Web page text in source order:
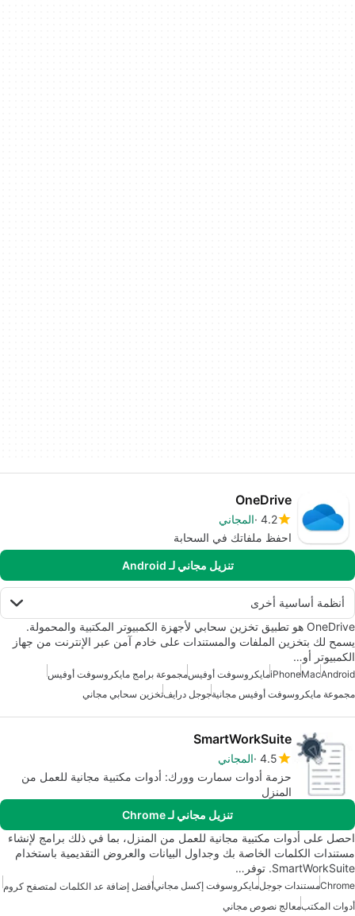
OneDrive
4.2 المجاني
احفظ ملفاتك في السحابة
تنزيل مجاني لـ Android
أنظمة أساسية أخرى
OneDrive هو تطبيق تخزين سحابي لأجهزة الكمبيوتر المكتبية والمحمولة.
يسمح لك بتخزين الملفات والمستندات على خادم آمن عبر الإنترنت من جهاز
الكمبيوتر أو…
Android
Mac
iPhoneمايكروسوفت أوفيسمجموعة برامج مايكروسوفت أوفيس
مجموعة مايكروسوفت أوفيس مجانيةجوجل درايفتخزين سحابي مجاني
SmartWorkSuite
4.5 المجاني
حزمة أدوات سمارت وورك: أدوات مكتبية مجانية للعمل من
المنزل
تنزيل مجاني لـ Chrome
احصل على أدوات مكتبية مجانية للعمل من المنزل، بما في ذلك برامج لإنشاء
مستندات الكلمات الخاصة بك وجداول البيانات والعروض التقديمية باستخدام
SmartWorkSuite. توفر…
Chromeمستندات جوجلمايكروسوفت إكسل مجانيأفضل إضافة عد الكلمات لمتصفح كروم
أدوات المكتبمعالج نصوص مجاني